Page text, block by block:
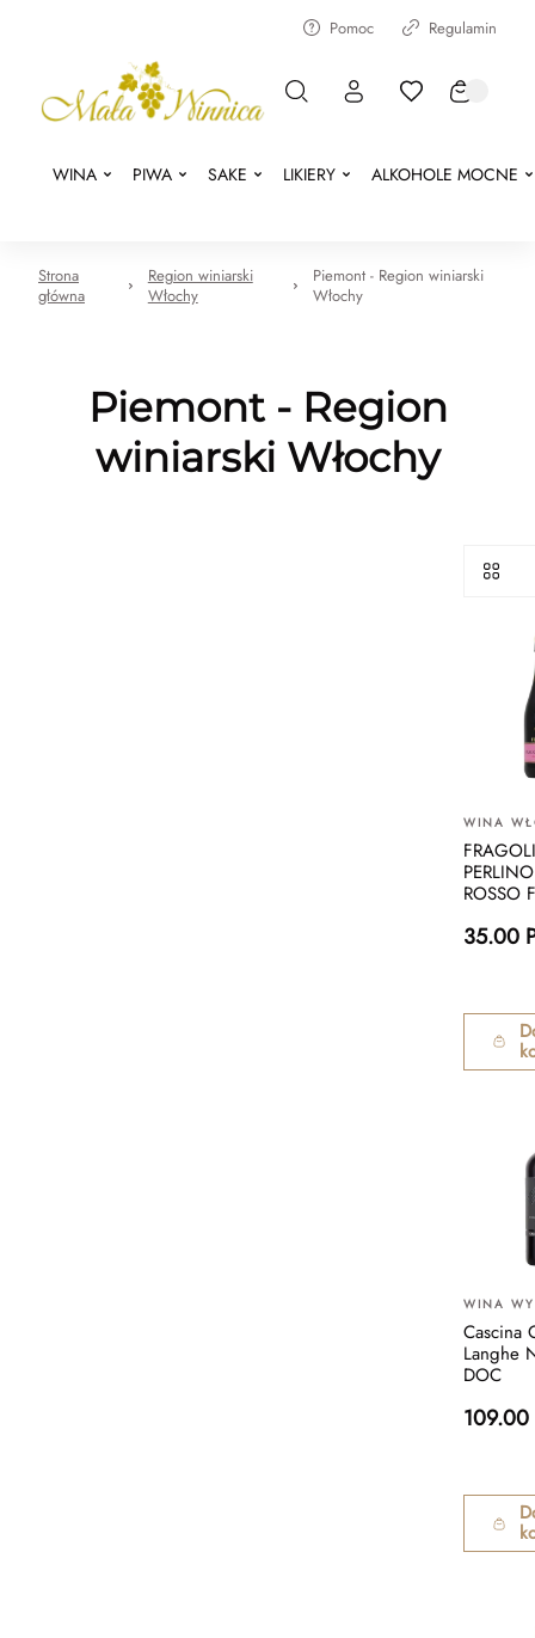
Pomoc Regulamin
WINA PIWA SAKE LIKIERY ALKOHOLE MOCNE
Strona
główna
Region winiarski
Włochy
Piemont - Region winiarski
Włochy
Piemont - Region
winiarski Włochy
WINA
ROSSO
35.00
WINA
Cascina
Langhe
DOC
109.00